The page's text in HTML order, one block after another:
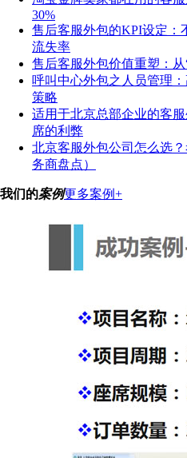
30%
售后客服外包的KPI设定：
流失率
售后客服外包价值重塑：
呼叫中心外包之人员管理
策略
适用于北京总部企业的客
席的利弊
北京客服外包公司怎么选
务商盘点）
我们的案例更多案例+